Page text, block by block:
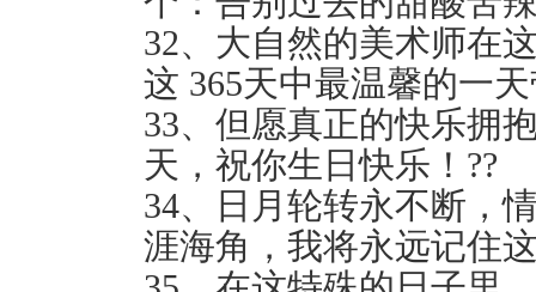
32、大自然的美术师在
这 365天中最温馨的一
33、但愿真正的快乐拥
天，祝你生日快乐！??
34、日月轮转永不断，
涯海角，我将永远记住